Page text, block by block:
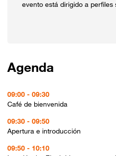
evento está dirigido a perfiles
Agenda
09:00 - 09:30
Café de bienvenida
09:30 - 09:50
Apertura e introducción
09:50 - 10:10